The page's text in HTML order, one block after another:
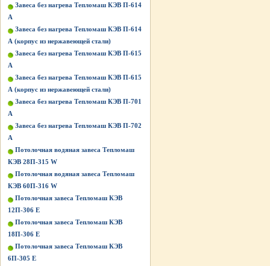
Завеса без нагрева Тепломаш КЭВ П-614
А
Завеса без нагрева Тепломаш КЭВ П-614
А (корпус из нержавеющей стали)
Завеса без нагрева Тепломаш КЭВ П-615
А
Завеса без нагрева Тепломаш КЭВ П-615
А (корпус из нержавеющей стали)
Завеса без нагрева Тепломаш КЭВ П-701
А
Завеса без нагрева Тепломаш КЭВ П-702
А
Потолочная водяная завеса Тепломаш
КЭВ 28П-315 W
Потолочная водяная завеса Тепломаш
КЭВ 60П-316 W
Потолочная завеса Тепломаш КЭВ
12П-306 Е
Потолочная завеса Тепломаш КЭВ
18П-306 Е
Потолочная завеса Тепломаш КЭВ
6П-305 Е